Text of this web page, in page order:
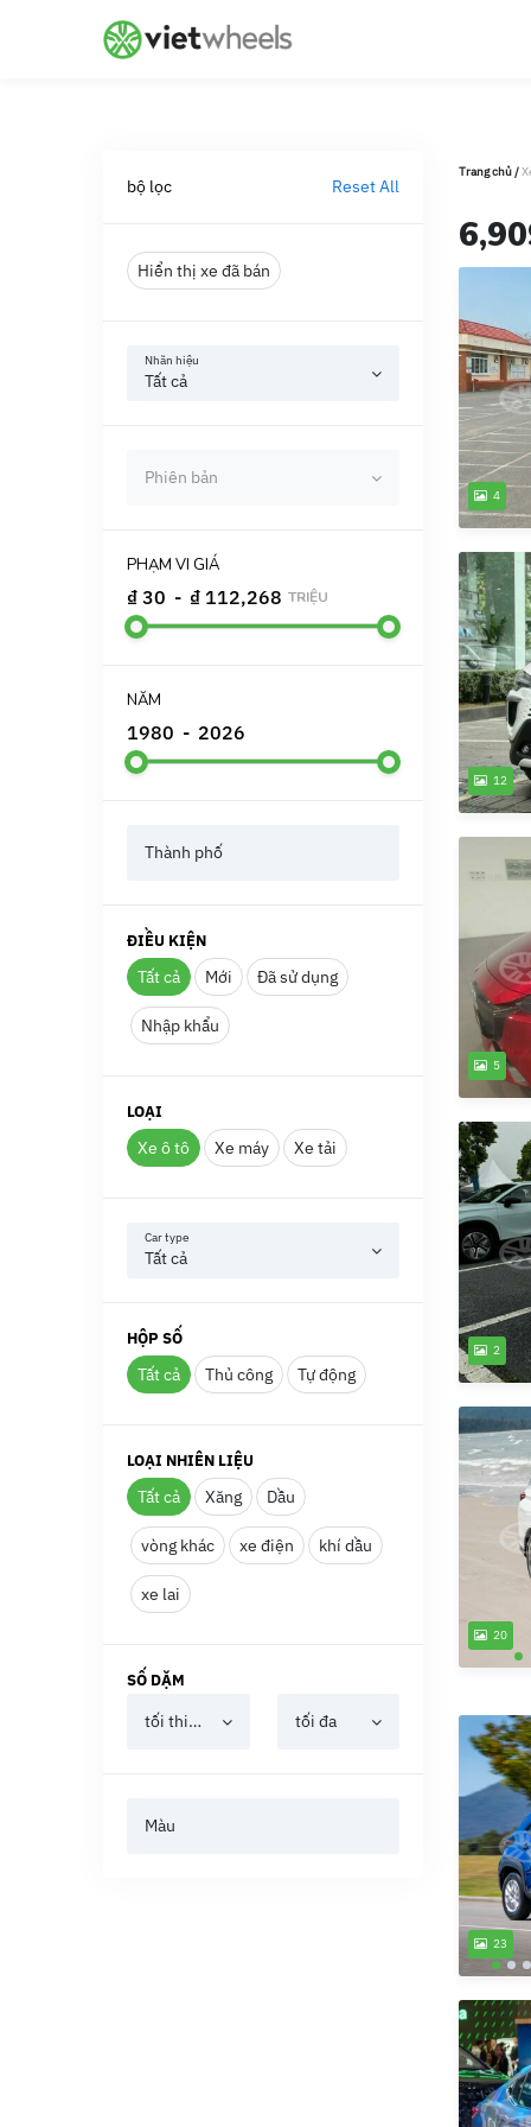
bộ lọc Reset All
Hiển thị xe đã bán
Nhãn hiệu
Tất cả
Phiên bản
PHẠM VI GIÁ
₫ 30 - ₫ 112,268 TRIỆU
NĂM
1980 - 2026
Thành phố
ĐIỀU KIỆN
Tất cả Mới Đã sử dụng
Nhập khẩu
LOẠI
Xe ô tô Xe máy Xe tải
Car type
Tất cả
HỘP SỐ
Tất cả Thủ công Tự động
LOẠI NHIÊN LIỆU
Tất cả Xăng Dầu
vòng khác xe điện khí dầu
xe lai
SỐ DẶM
tối thiểu tối đa
Màu
Trang chủ/
4
12
5
2
20
23